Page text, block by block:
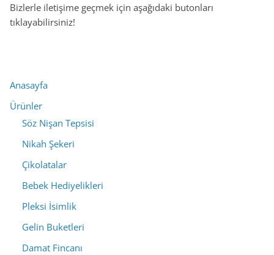
Bizlerle iletişime geçmek için aşağıdaki butonları
tıklayabilirsiniz!
Anasayfa
Ürünler
Söz Nişan Tepsisi
Nikah Şekeri
Çikolatalar
Bebek Hediyelikleri
Pleksi İsimlik
Gelin Buketleri
Damat Fincanı